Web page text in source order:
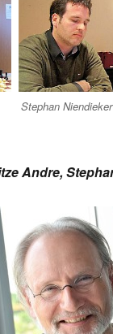
Stephan Niendieker
Andre,